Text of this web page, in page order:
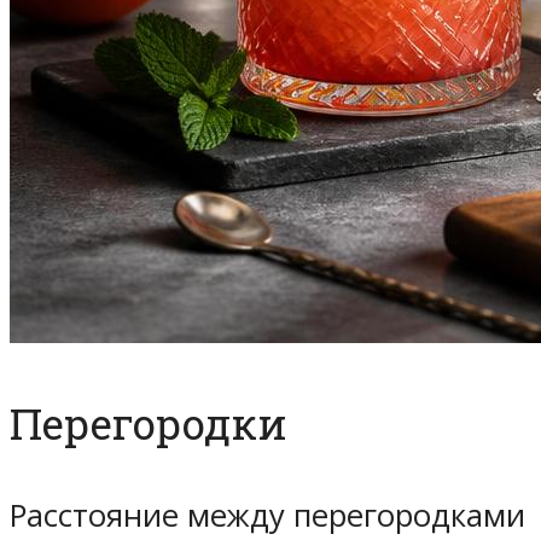
Перегородки
Расстояние между перегородками